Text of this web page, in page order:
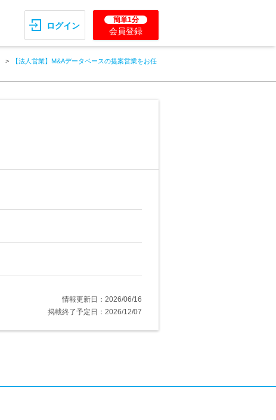
ログイン
簡単1分
会員登録
【法人営業】M&Aデータベースの提案営業をお任
情報更新日：2026/06/16
掲載終了予定日：2026/12/07